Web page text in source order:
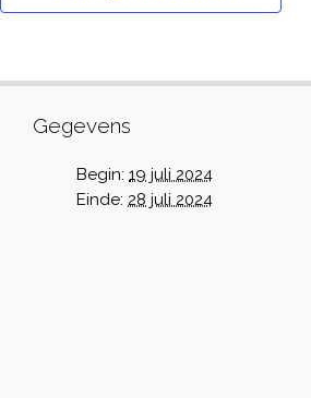
Gegevens
Begin: 19 juli 2024
Einde: 28 juli 2024